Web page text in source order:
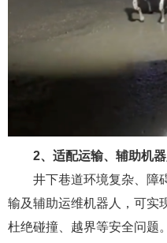
2、 适配运输、辅助机器
井下巷道环境复杂、障
输及辅助运维机器人，可实
杜绝碰撞、越界等安全问题